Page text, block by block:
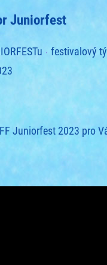
Juniorfest
festivalový
Juniorfest 2023 pro